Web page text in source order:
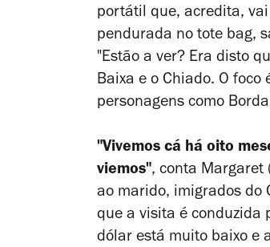
portátil que, acredita,
pendurada no tote bag,
"Estão a ver? Era disto
Baixa e o Chiado. O
personagens como
"Vivemos cá há oito
viemos", conta Margaret
ao marido, imigrados do
que a visita é conduzida
dólar está muito baixo e